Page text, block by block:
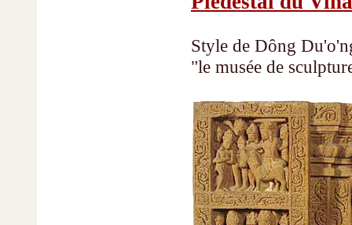
Style de Dông
"le musée de